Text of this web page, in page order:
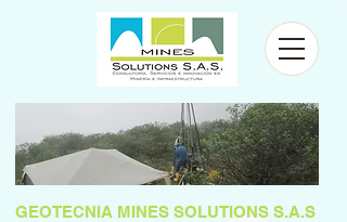
GEOTECNIA MINES SOLUTIONS S.A.S